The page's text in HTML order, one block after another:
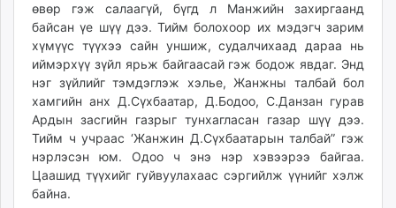
өвөр гэж салаагүй, бүгд л Манжийн захиргаанд
байсан үе шүү дээ. Тийм болохоор их мэдэгч зарим
хүмүүс түүхээ сайн уншиж, судалчихаад дараа нь
иймэрхүү зүйл ярьж байгаасай гэж бодож явдаг. Энд
нэг зүйлийг тэмдэглэж хэлье, Жанжны талбай бол
хамгийн анх Д.Сүхбаатар, Д.Бодоо, С.Данзан гурав
Ардын засгийн газрыг тунхагласан газар шүү дээ.
Тийм ч учраас ‘Жанжин Д.Сүхбаатарын талбай” гэж
нэрлэсэн юм. Одоо ч энэ нэр хэвээрээ байгаа.
Цаашид түүхийг гуйвуулахаас сэргийлж үүнийг хэлж
байна.